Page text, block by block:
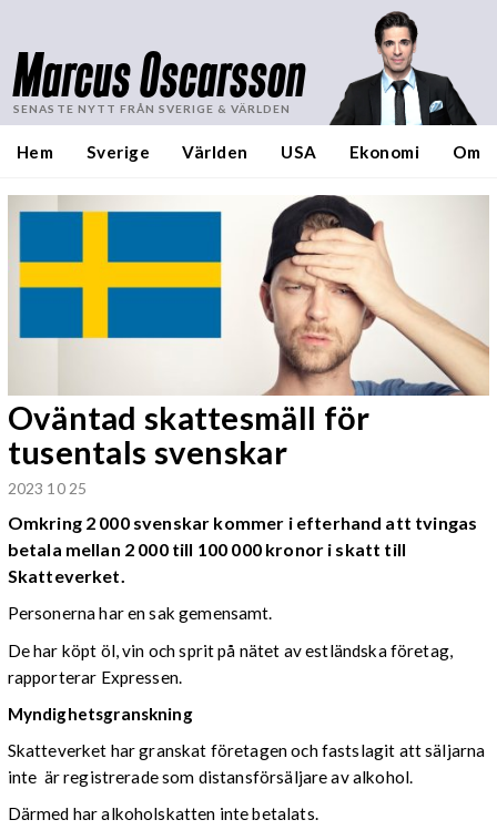
Marcus Oscarsson
SENASTE NYTT FRÅN SVERIGE & VÄRLDEN
Hem Sverige Världen USA Ekonomi Om
Oväntad skattesmäll för
tusentals svenskar
2023 10 25
Omkring 2 000 svenskar kommer i efterhand att tvingas
betala mellan 2 000 till 100 000 kronor i skatt till
Skatteverket.
Personerna har en sak gemensamt.
De har köpt öl, vin och sprit på nätet av estländska företag,
rapporterar Expressen.
Myndighetsgranskning
Skatteverket har granskat företagen och fastslagit att säljarna
inte är registrerade som distansförsäljare av alkohol.
Därmed har alkoholskatten inte betalats.